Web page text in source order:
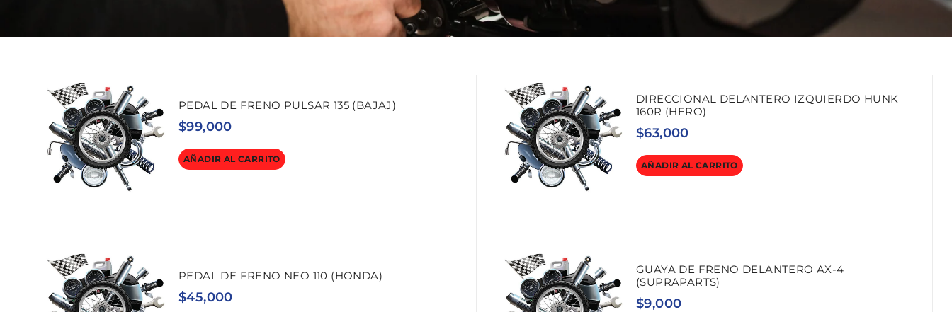
PEDAL DE FRENO PULSAR 135 (BAJAJ)
$99,000
AÑADIR AL CARRITO
PEDAL DE FRENO NEO 110 (HONDA)
$45,000
DIRECCIONAL DELANTERO IZQUIERDO HUNK
160R (HERO)
$63,000
AÑADIR AL CARRITO
GUAYA DE FRENO DELANTERO AX-4
(SUPRAPARTS)
$9,000